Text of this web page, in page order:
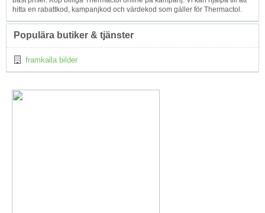
hitta en rabattkod, kampanjkod och värdekod som gäller för Thermactol.
Populära butiker & tjänster
framkalla bilder